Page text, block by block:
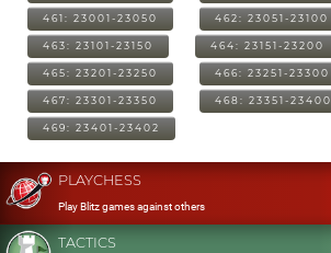
461: 23001-23050 462: 23051-23100
463: 23101-23150 464: 23151-23200
465: 23201-23250 466: 23251-23300
467: 23301-23350 468: 23351-23400
469: 23401-23402
PLAYCHESS
Play Blitz games against others
TACTICS